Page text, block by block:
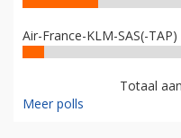
Air-France-KLM-SAS(-TAP)
Totaal
Meer polls